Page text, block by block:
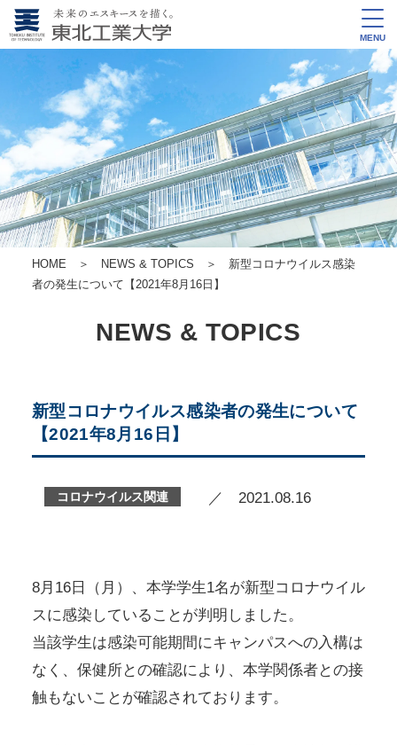
MENU
HOME ＞ NEWS & TOPICS ＞ 新型コロナウイルス感染
者の発生について【2021年8月16日】
NEWS & TOPICS
新型コロナウイルス感染者の発生について
【2021年8月16日】
コロナウイルス関連 ／ 2021.08.16
8月16日（月）、本学学生1名が新型コロナウイル
スに感染していることが判明しました。
当該学生は感染可能期間にキャンパスへの入構は
なく、保健所との確認により、本学関係者との接
触もないことが確認されております。